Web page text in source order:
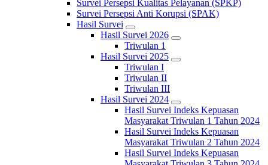
Survei Persepsi Kualitas Pelayanan (SPKP)
Survei Persepsi Anti Korupsi (SPAK)
Hasil Survei
Hasil Survei 2026
Triwulan 1
Hasil Survei 2025
Triwulan I
Triwulan II
Triwulan III
Hasil Survei 2024
Hasil Survei Indeks Kepuasan
Masyarakat Triwulan 1 Tahun 2024
Hasil Survei Indeks Kepuasan
Masyarakat Triwulan 2 Tahun 2024
Hasil Survei Indeks Kepuasan